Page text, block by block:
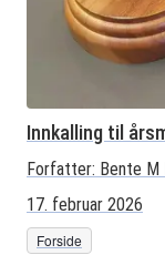
Innkalling til
Forfatter: Bente M
17. februar 2026
Forside